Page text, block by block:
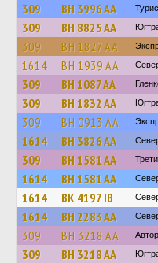
309 BH 3996 AA
309 BH 8825 AA
309 BH 1827 AA
1614 BH 1939 AA
309 BH 1087 AA
309 BH 1832 AA
309 BH 0913 AA
1614 BH 3826 AA
309 BH 1581 AA
1614 BH 1581 AA
1614 BK 4197 IB
1614 BH 2283 AA
309 BH 3218 AA
309 BH 3218 AA